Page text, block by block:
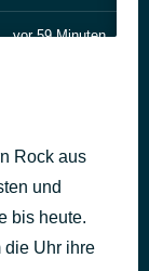
vor 59 Minuten
vor 1 Stunde
Rock aus
und
bis heute.
die Uhr ihre